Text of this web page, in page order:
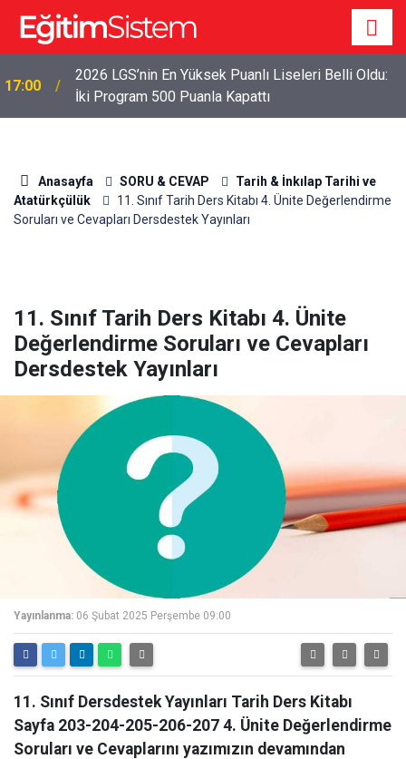
17:00
2026 LGS’nin En Yüksek Puanlı Liseleri Belli Oldu:
İki Program 500 Puanla Kapattı
Anasayfa SORU & CEVAP
Tarih & İnkılap Tarihi ve
Atatürkçülük
11. Sınıf Tarih Ders Kitabı 4. Ünite Değerlendirme
Soruları ve Cevapları Dersdestek Yayınları
11. Sınıf Tarih Ders Kitabı 4. Ünite
Değerlendirme Soruları ve Cevapları
Dersdestek Yayınları
Yayınlanma: 06 Şubat 2025 Perşembe 09:00
11. Sınıf Dersdestek Yayınları Tarih Ders Kitabı
Sayfa 203-204-205-206-207 4. Ünite Değerlendirme
Soruları ve Cevaplarını yazımızın devamından